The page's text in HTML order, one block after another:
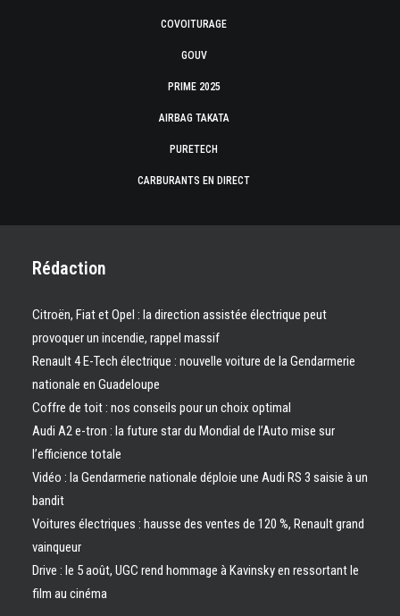
COVOITURAGE
GOUV
PRIME 2025
AIRBAG TAKATA
PURETECH
CARBURANTS EN DIRECT
Rédaction
Citroën, Fiat et Opel : la direction assistée électrique peut
provoquer un incendie, rappel massif
Renault 4 E-Tech électrique : nouvelle voiture de la Gendarmerie
nationale en Guadeloupe
Coffre de toit : nos conseils pour un choix optimal
Audi A2 e-tron : la future star du Mondial de l’Auto mise sur
l’efficience totale
Vidéo : la Gendarmerie nationale déploie une Audi RS 3 saisie à un
bandit
Voitures électriques : hausse des ventes de 120 %, Renault grand
vainqueur
Drive : le 5 août, UGC rend hommage à Kavinsky en ressortant le
film au cinéma